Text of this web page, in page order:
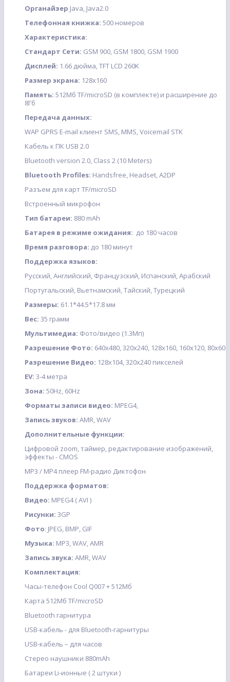
Органайзер Java, Java2.0
Телефонная книжка: 500 номеров
Характеристика:
Стандарт Сети: GSM 900, GSM 1800, GSM 1900
Дисплей: 1.66 дюйма, TFT LCD 260K
Размер экрана: 128х160
Память: 512Мб TF/microSD (в комплекте) и расширение до
8Гб
Передача данных:
WAP GPRS E-mail клиент SMS, MMS, Voicemail STK
Кабель к ПК USB 2.0
Bluetooth version 2.0, Class 2 (10 Meters)
Bluetooth Profiles: Handsfree, Headset, A2DP
Разъем для карт TF/microSD
Встроенный микрофон
Тип батареи: 880 mAh
Батарея в режиме ожидания: до 180 часов
Время разговора: до 180 минут
Поддержка языков:
Русский, Английский, Французский, Испанский, Арабский
Португальский, Вьетнамский, Тайский, Турецкий
Размеры: 61.1*44.5*17.8 мм
Вес: 35 грамм
Мультимедиа: Фото/видео (1.3Мп)
Разрешение Фото: 640x480, 320x240, 128x160, 160x120, 80x60
Разрешение Видео: 128х104, 320x240 пикселей
EV: 3-4 метра
Зона: 50Hz, 60Hz
Форматы записи видео: MPEG4,
Запись звуков: AMR, WAV
Дополнительные функции:
Цифровой zoom, таймер, редактирование изображений,
эффекты - CMOS
МР3 / МР4 плеер FM-радио Диктофон
Поддержка форматов:
Видео: MPEG4 ( AVI )
Рисунки: 3GP
Фото: JPEG, BMP, GIF
Музыка: MP3, WAV, AMR
Запись звука: AMR, WAV
Комплектация:
Часы-телефон Cool Q007 + 512Мб
Карта 512Мб TF/microSD
Bluetooth гарнитура
USB-кабель - для Bluetooth-гарнитуры
USB-кабель – для часов
Стерео наушники 880mAh
Батареи Li-ионные ( 2 штуки )